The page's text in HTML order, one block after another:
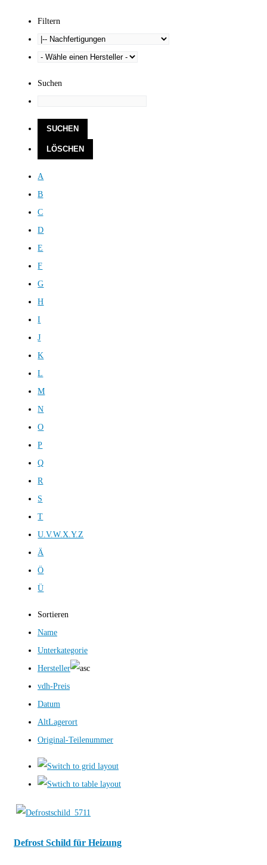
Filtern
Suchen
A
B
C
D
E
F
G
H
I
J
K
L
M
N
O
P
Q
R
S
T
U.V.W.X.Y.Z
Ä
Ö
Ü
Sortieren
Name
Unterkategorie
Hersteller
vdh-Preis
Datum
AltLagerort
Original-Teilenummer
Defrost Schild für Heizung